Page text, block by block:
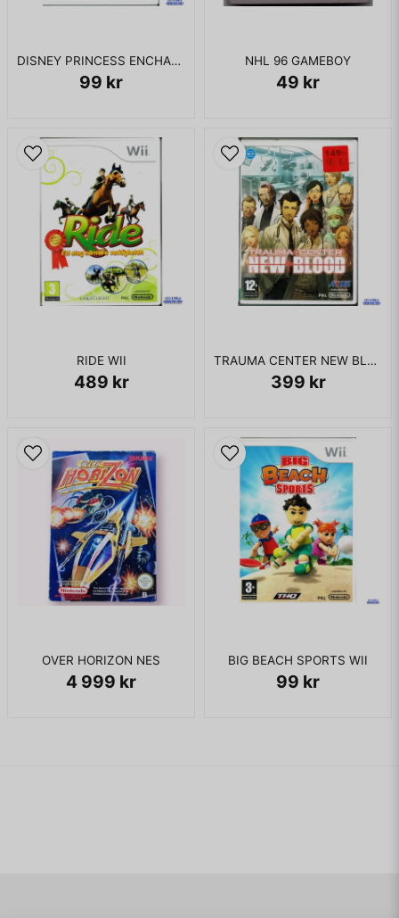
DISNEY PRINCESS ENCHANTING STORYBOOKS WII
99 kr
NHL 96 GAMEBOY
49 kr
RIDE WII
489 kr
TRAUMA CENTER NEW BLOOD WII
399 kr
OVER HORIZON NES
4 999 kr
BIG BEACH SPORTS WII
99 kr